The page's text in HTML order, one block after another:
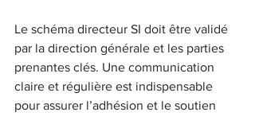
Le schéma directeur SI doit être validé
par la direction générale et les parties
prenantes clés. Une communication
claire et régulière est indispensable
pour assurer l’adhésion et le soutien